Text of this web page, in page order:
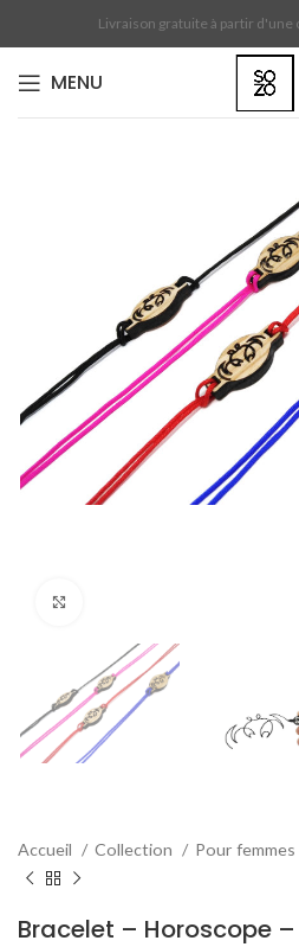
Livraison gratuite à partir d'une
MENU
Accueil Collection Pour femmes
Bracelet – Horoscope